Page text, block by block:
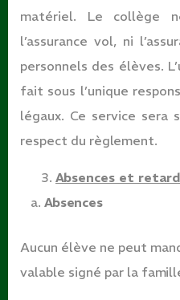
matériel. Le collège
l’assurance vol, ni
personnels des élèves.
fait sous l’unique
légaux. Ce service sera
respect du règlement.
Absences et
Absences
Aucun élève ne peut
valable signé par la